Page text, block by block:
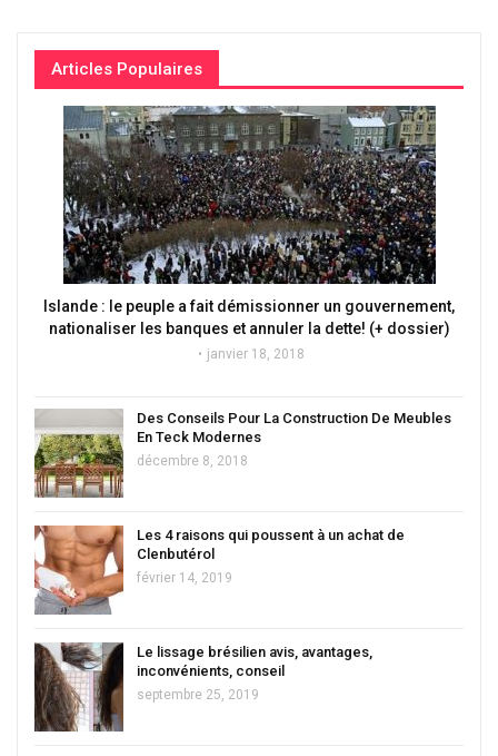
Articles Populaires
Islande : le peuple a fait démissionner un gouvernement,
nationaliser les banques et annuler la dette! (+ dossier)
janvier 18, 2018
Des Conseils Pour La Construction De Meubles
En Teck Modernes
décembre 8, 2018
Les 4 raisons qui poussent à un achat de
Clenbutérol
février 14, 2019
Le lissage brésilien avis, avantages,
inconvénients, conseil
septembre 25, 2019